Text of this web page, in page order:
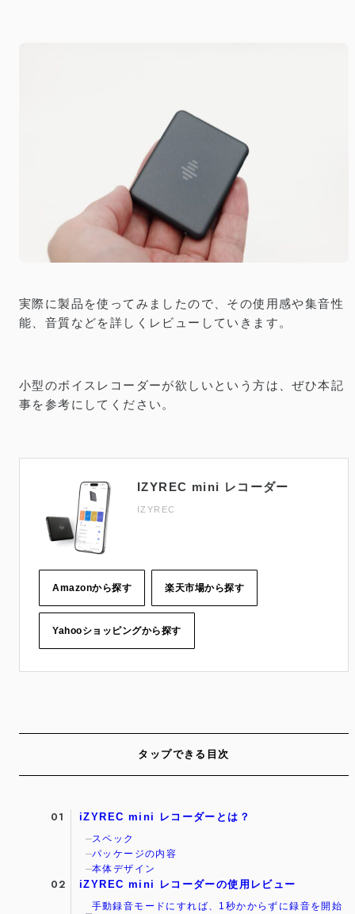
実際に製品を使ってみましたので、その使用感や集音性
能、音質などを詳しくレビューしていきます。
小型のボイスレコーダーが欲しいという方は、ぜひ本記
事を参考にしてください。
IZYREC mini レコーダー
IZYREC
Amazonから探す 楽天市場から探す
Yahooショッピングから探す
タップできる目次
iZYREC mini レコーダーとは？
スペック
パッケージの内容
本体デザイン
iZYREC mini レコーダーの使用レビュー
手動録音モードにすれば、1秒かからずに録音を開始